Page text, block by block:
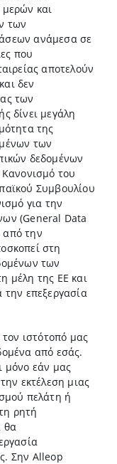
και
των
ανάμεσα σε
που
αποτελούν
δεν
των
δίνει μεγάλη
της
των
δεδομένων
του
Συμβουλίου
για την
(General Data
από την
στη
των
μέλη της ΕΕ και
επεξεργασία
ιστότοπό μας
από εσάς.
μόνο εάν μας
εκτέλεση μιας
πελάτη ή
ρητή
θα
Σην Alleop